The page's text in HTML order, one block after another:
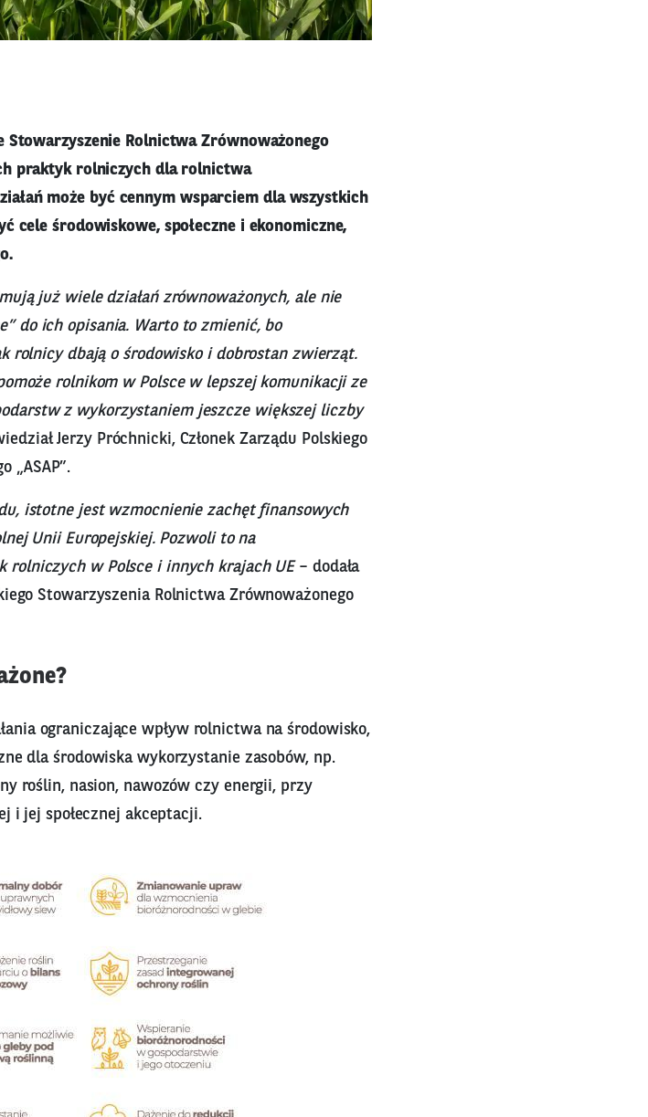
Stowarzyszenie Rolnictwa Zrównoważonego
praktyk rolniczych dla rolnictwa
może być cennym wsparciem dla wszystkich
cele środowiskowe, społeczne i ekonomiczne,
już wiele działań zrównoważonych, ale nie
do ich opisania. Warto to zmienić, bo
rolnicy dbają o środowisko i dobrostan zwierząt.
rolnikom w Polsce w lepszej komunikacji ze
z wykorzystaniem jeszcze większej liczby
Jerzy Próchnicki, Członek Zarządu Polskiego
„ASAP”.
istotne jest wzmocnienie zachęt finansowych
Unii Europejskiej. Pozwoli to na
rolniczych w Polsce i innych krajach UE – dodała
Stowarzyszenia Rolnictwa Zrównoważonego
ograniczające wpływ rolnictwa na środowisko,
dla środowiska wykorzystanie zasobów, np.
roślin, nasion, nawozów czy energii, przy
i jej społecznej akceptacji.